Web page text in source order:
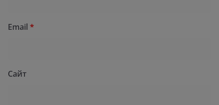
Email *
Сайт